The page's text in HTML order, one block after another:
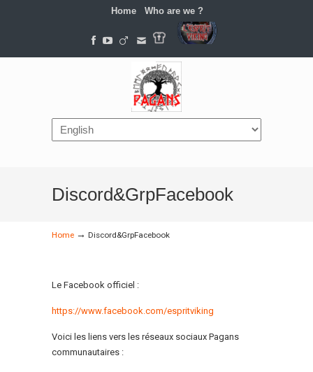
Home Who are we ?
Navigation
Discord&GrpFacebook
Home → Discord&GrpFacebook
Le Facebook officiel :
https://www.facebook.com/espritviking
Voici les liens vers les réseaux sociaux Pagans
communautaires :